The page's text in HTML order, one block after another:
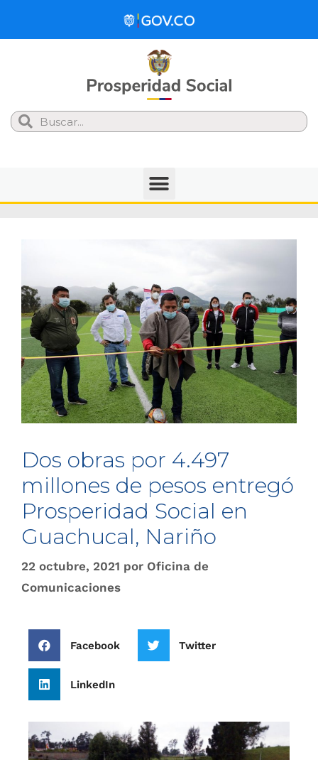
Search
Dos obras por 4.497
millones de pesos entregó
Prosperidad Social en
Guachucal, Nariño
22 octubre, 2021 por Oficina de
Comunicaciones
Facebook Twitter
LinkedIn